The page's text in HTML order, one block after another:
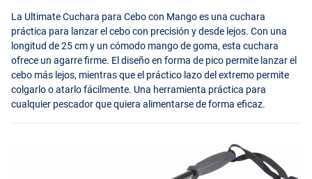
La Ultimate Cuchara para Cebo con Mango es una cuchara
práctica para lanzar el cebo con precisión y desde lejos. Con una
longitud de 25 cm y un cómodo mango de goma, esta cuchara
ofrece un agarre firme. El diseño en forma de pico permite lanzar el
cebo más lejos, mientras que el práctico lazo del extremo permite
colgarlo o atarlo fácilmente. Una herramienta práctica para
cualquier pescador que quiera alimentarse de forma eficaz.